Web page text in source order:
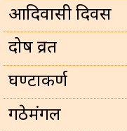
आदिवासी दिवस
प्रदोष व्रत
घण्टाकर्ण
गठेमंगल